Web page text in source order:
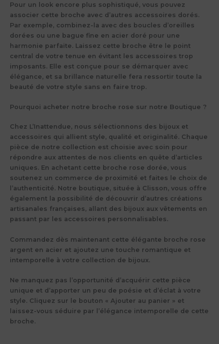
Pour un look encore plus sophistiqué, vous pouvez
associer cette broche avec d’autres accessoires dorés.
Par exemple, combinez-la avec des boucles d’oreilles
dorées ou une bague fine en acier doré pour une
harmonie parfaite. Laissez cette broche être le point
central de votre tenue en évitant les accessoires trop
imposants. Elle est conçue pour se démarquer avec
élégance, et sa brillance naturelle fera ressortir toute la
beauté de votre style sans en faire trop.
Pourquoi acheter notre broche rose sur notre Boutique ?
Chez L’Inattendue, nous sélectionnons des bijoux et
accessoires qui allient style, qualité et originalité. Chaque
pièce de notre collection est choisie avec soin pour
répondre aux attentes de nos clients en quête d’articles
uniques. En achetant cette broche rose dorée, vous
soutenez un commerce de proximité et faites le choix de
l’authenticité. Notre boutique, située à Clisson, vous offre
également la possibilité de découvrir d’autres créations
artisanales françaises, allant des bijoux aux vêtements en
passant par les accessoires personnalisables.
Commandez dès maintenant cette élégante broche rose
argent en acier et ajoutez une touche romantique et
intemporelle à votre collection de bijoux.
Ne manquez pas l’opportunité d’acquérir cette pièce
unique et d’apporter un peu de poésie et d’éclat à votre
style. Cliquez sur le bouton « Ajouter au panier » et
laissez-vous séduire par l’élégance intemporelle de cette
broche.